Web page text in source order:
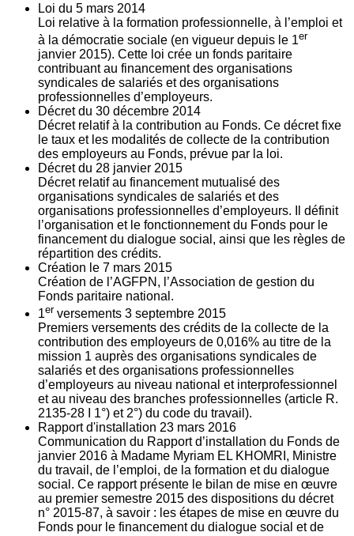
Loi du 5 mars 2014
Loi relative à la formation professionnelle, à l’emploi et
à la démocratie sociale (en vigueur depuis le 1er
janvier 2015). Cette loi crée un fonds paritaire
contribuant au financement des organisations
syndicales de salariés et des organisations
professionnelles d’employeurs.
Décret du 30 décembre 2014
Décret relatif à la contribution au Fonds. Ce décret fixe
le taux et les modalités de collecte de la contribution
des employeurs au Fonds, prévue par la loi.
Décret du 28 janvier 2015
Décret relatif au financement mutualisé des
organisations syndicales de salariés et des
organisations professionnelles d’employeurs. Il définit
l’organisation et le fonctionnement du Fonds pour le
financement du dialogue social, ainsi que les règles de
répartition des crédits.
Création le 7 mars 2015
Création de l’AGFPN, l’Association de gestion du
Fonds paritaire national.
1er versements 3 septembre 2015
Premiers versements des crédits de la collecte de la
contribution des employeurs de 0,016% au titre de la
mission 1 auprès des organisations syndicales de
salariés et des organisations professionnelles
d’employeurs au niveau national et interprofessionnel
et au niveau des branches professionnelles (article R.
2135‐28 I 1°) et 2°) du code du travail).
Rapport d'installation 23 mars 2016
Communication du Rapport d’installation du Fonds de
janvier 2016 à Madame Myriam EL KHOMRI, Ministre
du travail, de l’emploi, de la formation et du dialogue
social. Ce rapport présente le bilan de mise en œuvre
au premier semestre 2015 des dispositions du décret
n° 2015-87, à savoir : les étapes de mise en œuvre du
Fonds pour le financement du dialogue social et de